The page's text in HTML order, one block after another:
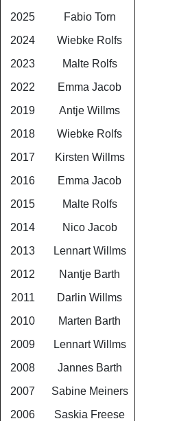
2025
Fabio Torn
2024
Wiebke Rolfs
2023
Malte Rolfs
2022
Emma Jacob
2019
Antje Willms
2018
Wiebke Rolfs
2017
Kirsten Willms
2016
Emma Jacob
2015
Malte Rolfs
2014
Nico Jacob
2013
Lennart Willms
2012
Nantje Barth
2011
Darlin Willms
2010
Marten Barth
2009
Lennart Willms
2008
Jannes Barth
2007
Sabine Meiners
2006
Saskia Freese